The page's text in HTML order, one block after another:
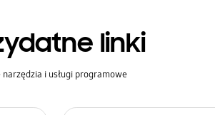
linki
narzędzia i usługi programowe